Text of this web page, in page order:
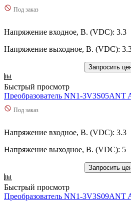
Под заказ
Напряжение входное, В. (VDC): 3.3
Напряжение выходное, В. (VDC):
Запросить
Быстрый просмотр
Преобразователь NN1-3V3S05ANT
Под заказ
Напряжение входное, В. (VDC): 3.3
Напряжение выходное, В. (VDC): 5
Запросить
Быстрый просмотр
Преобразователь NN1-3V3S09ANT